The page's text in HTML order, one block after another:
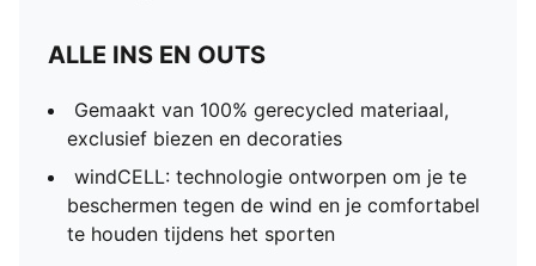
ALLE INS EN OUTS
Gemaakt van 100% gerecycled materiaal,
exclusief biezen en decoraties
windCELL: technologie ontworpen om je te
beschermen tegen de wind en je comfortabel
te houden tijdens het sporten